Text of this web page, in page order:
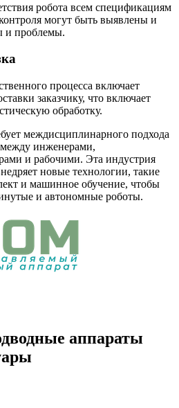
робота всем спецификациям
могут быть выявлены и
и проблемы.
процесса включает
заказчику, что включает
обработку.
междисциплинарного подхода
между инженерами,
и рабочими. Эта индустрия
новые технологии, такие
и машинное обучение, чтобы
и автономные роботы.
аппараты